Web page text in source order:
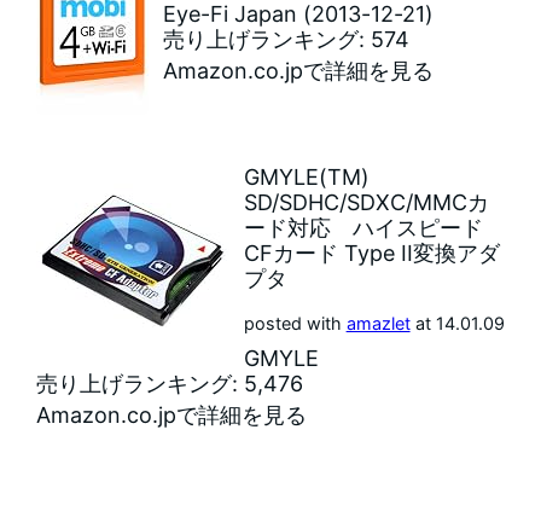
Eye-Fi Japan (2013-12-21)
売り上げランキング: 574
Amazon.co.jpで詳細を見る
GMYLE(TM)
SD/SDHC/SDXC/MMCカ
ード対応 ハイスピード
CFカード Type II変換アダ
プタ
posted with amazletat 14.01.09
GMYLE
売り上げランキング: 5,476
Amazon.co.jpで詳細を見る